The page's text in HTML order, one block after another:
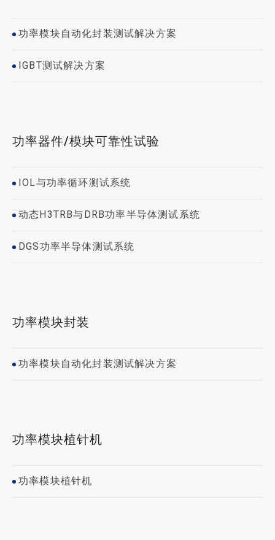
功率模块自动化封装测试解决方案
IGBT测试解决方案
功率器件/模块可靠性试验
IOL与功率循环测试系统
动态H3TRB与DRB功率半导体测试系统
DGS功率半导体测试系统
功率模块封装
功率模块自动化封装测试解决方案
功率模块植针机
功率模块植针机